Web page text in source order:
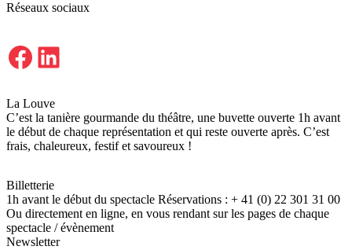
Réseaux sociaux
Facebook LinkedIn
La Louve
C’est la tanière gourmande du théâtre, une buvette ouverte 1h avant
le début de chaque représentation et qui reste ouverte après. C’est
frais, chaleureux, festif et savoureux !
Billetterie
1h avant le début du spectacle Réservations : + 41 (0) 22 301 31 00
Ou directement en ligne, en vous rendant sur les pages de chaque
spectacle / évènement
Newsletter